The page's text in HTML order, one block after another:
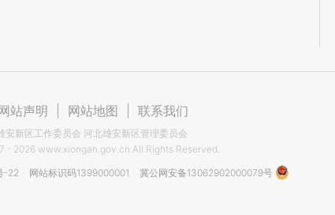
站声明 网站地图 联系我们
安新区工作委员会 河北雄安新区管理委员会
- 2026 www.xiongan.gov.cn All Rights Reserved.
-22
网站标识码1399000001 冀公网安备13062902000079号